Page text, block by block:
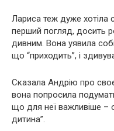
Лариса теж дуже хотіла
перший погляд, досить
дивним. Вона уявила
що “приходить”, і
Сказала Андрію про
вона попросила
що для неї важливіше –
дитина”.